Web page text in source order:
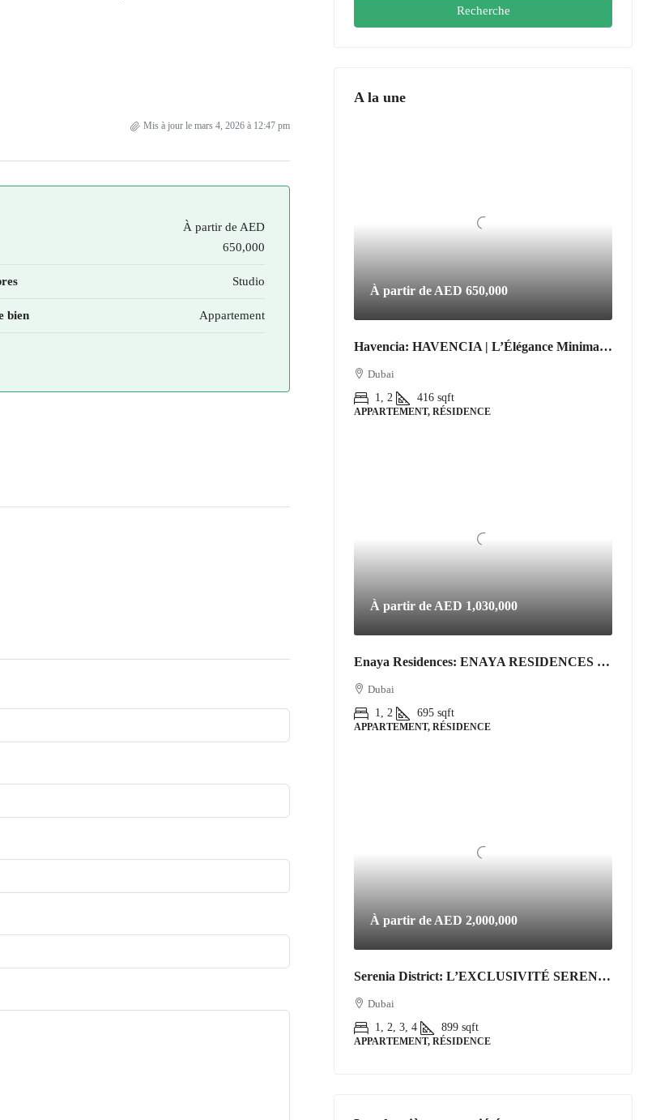
Mis à jour le mars 4, 2026 à 12:47 pm
À partir de AED
650,000
Studio
bien Appartement
Recherche
A la une
À partir de AED 650,000
Havencia: HAVENCIA | L’Élégance Minimaliste au Cœur du Nouveau Dubaï
Dubai
1, 2
416 sqft
APPARTEMENT, RÉSIDENCE
À partir de AED 1,030,000
Enaya Residences: ENAYA RESIDENCES • JVT DISTRICT 3
Dubai
1, 2
695 sqft
APPARTEMENT, RÉSIDENCE
À partir de AED 2,000,000
Serenia District: L’EXCLUSIVITÉ SERENIA DISTRICT | L’Art de Vivre Resort au Cœur de Jumeirah Islands
Dubai
1, 2, 3, 4
899 sqft
APPARTEMENT, RÉSIDENCE